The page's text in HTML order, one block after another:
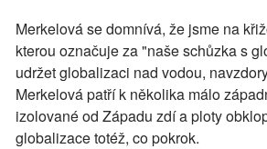
Merkelová se domnívá, že jsme na
kterou označuje za "naše schůzka s
udržet globalizaci nad vodou,
Merkelová patří k několika málo
izolované od Západu zdí a ploty
globalizace totéž, co pokrok.